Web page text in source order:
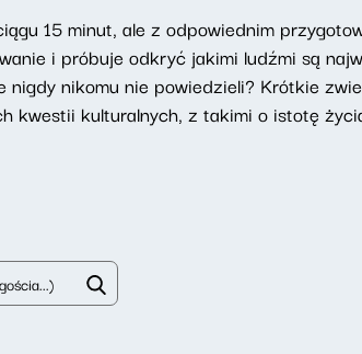
15 minut, ale z odpowiednim
i próbuje odkryć jakimi ludźmi są
nikomu nie powiedzieli? Krótkie
kwestii kulturalnych, z takimi o istotę